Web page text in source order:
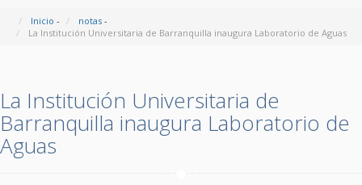
Inicio - notas -
La Institución Universitaria de Barranquilla inaugura Laboratorio de Aguas
La Institución Universitaria de
Barranquilla inaugura Laboratorio de
Aguas